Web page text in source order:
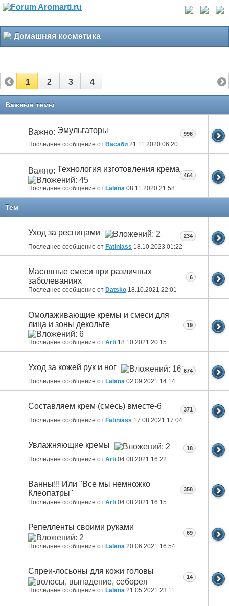
Домашняя косметика
1 2 3 4
Важные темы
Важно: Эмульгаторы
Последнее сообщение от Васаби 21.11.2020 06:20
996
Важно: Технология изготовления крема
Последнее сообщение от Lalana 08.11.2020 21:58
464
Тем
Уход за ресницами
Последнее сообщение от Fatiniass 18.10.2023 01:22
234
Масляные смеси при различных
заболеваниях
Последнее сообщение от Datsko 18.10.2021 22:01
6
Омолаживающие кремы и смеси для
лица и зоны декольте
Последнее сообщение от Arti 18.10.2021 20:15
19
Уход за кожей рук и ног
Последнее сообщение от Lalana 02.09.2021 14:14
674
Составляем крем (смесь) вместе-6
Последнее сообщение от Fatiniass 17.08.2021 17:04
371
Увлажняющие кремы
Последнее сообщение от Arti 04.08.2021 16:22
18
Ванны!!! Или "Все мы немножко
Клеопатры"
Последнее сообщение от Arti 04.08.2021 16:15
358
Репелленты своими руками
Последнее сообщение от Lalana 20.06.2021 16:54
69
Спреи-лосьоны для кожи головы
Последнее сообщение от Lalana 21.05.2021 23:11
14